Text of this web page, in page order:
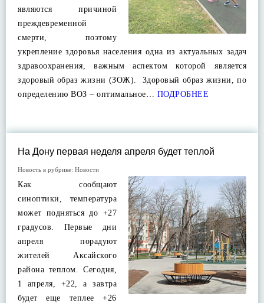
являются причиной
преждевременной
смерти, поэтому
укрепление здоровья населения одна из актуальных задач
здравоохранения, важным аспектом которой является
здоровый образ жизни (ЗОЖ). Здоровый образ жизни, по
определению ВОЗ – оптимальное… ПОДРОБНЕЕ
На Дону первая неделя апреля будет теплой
Новость в рубрике: Новости
Как сообщают
синоптики, температура
может подняться до +27
градусов. Первые дни
апреля порадуют
жителей Аксайского
района теплом. Сегодня,
1 апреля, +22, а завтра
будет еще теплее +26